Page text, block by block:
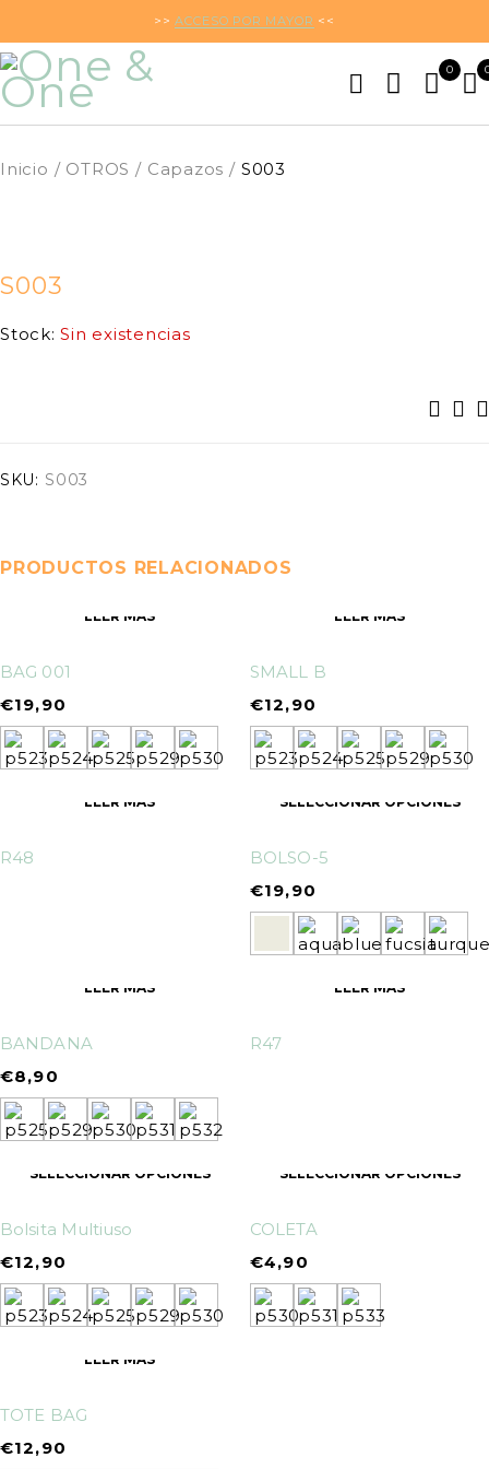
>>ACCESO POR MAYOR <<
0
Inicio / OTROS / Capazos / S003
S003
Stock: Sin existencias
SKU: S003
PRODUCTOS RELACIONADOS
LEER MÁS
BAG 001
€19,90
LEER MÁS
SMALL B
€12,90
LEER MÁS
R48
SELECCIONAR OPCIONES
BOLSO-5
€19,90
LEER MÁS
BANDANA
€8,90
LEER MÁS
R47
SELECCIONAR OPCIONES
Bolsita Multiuso
€12,90
SELECCIONAR OPCIONES
COLETA
€4,90
LEER MÁS
TOTE BAG
€12,90